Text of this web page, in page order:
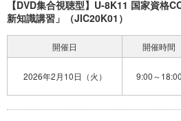
【DVD集合視聴型】U-8K11 国家資格
新知識講習」（JIC20K01）
開催日 開催時間
2026年2月10日（火） 9:00～18:00